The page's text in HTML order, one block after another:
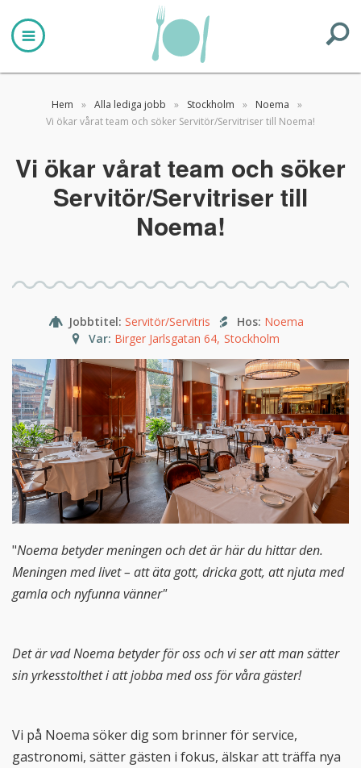
Hem » Alla lediga jobb » Stockholm » Noema
»
Vi ökar vårat team och söker Servitör/Servitriser till Noema!
Vi ökar vårat team och söker
Servitör/Servitriser till
Noema!
Jobbtitel: Servitör/Servitris Hos: Noema
Var: Birger Jarlsgatan 64, Stockholm
"Noema betyder meningen och det är här du hittar den.
Meningen med livet – att äta gott, dricka gott, att njuta med
gamla och nyfunna vänner"
Det är vad Noema betyder för oss och vi ser att man sätter
sin yrkesstolthet i att jobba med oss för våra gäster!
Vi på Noema söker dig som brinner för service,
gastronomi, sätter gästen i fokus, älskar att träffa nya